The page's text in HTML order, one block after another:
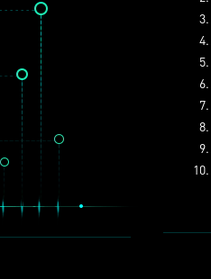
3.
4.
5.
6.
7.
8.
9.
10.